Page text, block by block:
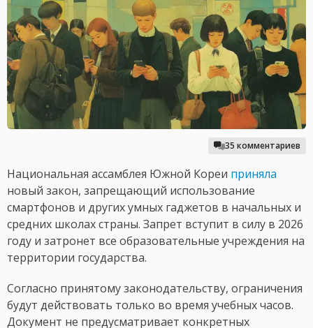
35 комментариев
Национальная ассамблея Южной Кореи приняла
новый закон, запрещающий использование
смартфонов и других умных гаджетов в начальных и
средних школах страны. Запрет вступит в силу в 2026
году и затронет все образовательные учреждения на
территории государства.
Согласно принятому законодательству, ограничения
будут действовать только во время учебных часов.
Документ не предусматривает конкретных